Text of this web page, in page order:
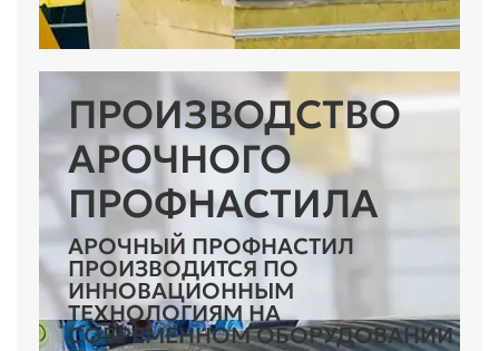
ПРОИЗВОДСТВО
АРОЧНОГО
ПРОФНАСТИЛА
АРОЧНЫЙ ПРОФНАСТИЛ
ПРОИЗВОДИТСЯ ПО
ИННОВАЦИОННЫМ
ТЕХНОЛОГИЯМ НА
СОВРЕМЕННОМ ОБОРУДОВАНИИ